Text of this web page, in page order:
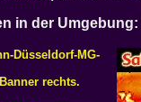
in der Umgebung:
Düsseldorf-MG-
rechts.